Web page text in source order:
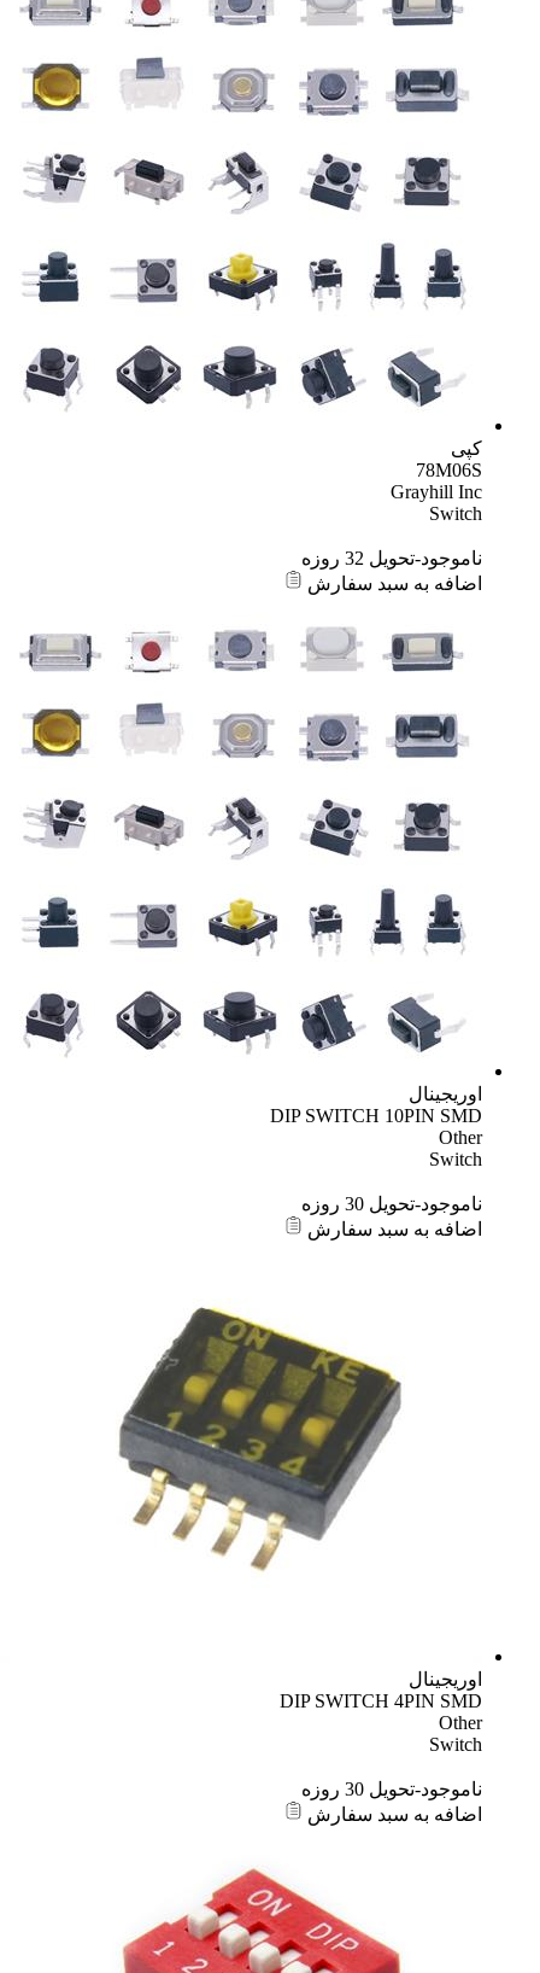
کپی
78M06S
Grayhill Inc
Switch
ناموجود-تحویل 32 روزه
اضافه به سبد سفارش
اوریجینال
DIP SWITCH 10PIN SMD
Other
Switch
ناموجود-تحویل 30 روزه
اضافه به سبد سفارش
اوریجینال
DIP SWITCH 4PIN SMD
Other
Switch
ناموجود-تحویل 30 روزه
اضافه به سبد سفارش